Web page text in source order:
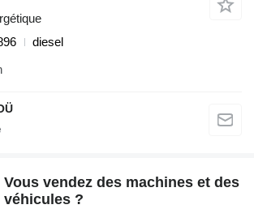
diesel
Vous vendez des machines et des
véhicules ?